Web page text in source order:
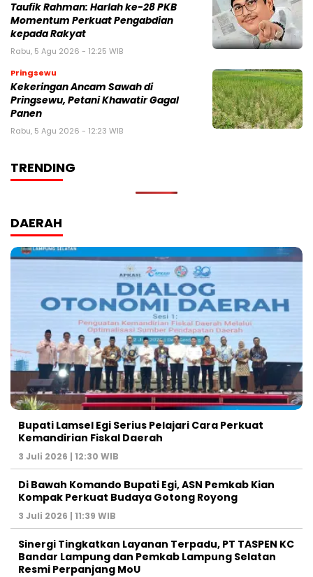
Taufik Rahman: Harlah ke-28 PKB
Momentum Perkuat Pengabdian
kepada Rakyat
Rabu, 5 Agu 2026 - 12:25 WIB
Pringsewu
Kekeringan Ancam Sawah di
Pringsewu, Petani Khawatir Gagal
Panen
Rabu, 5 Agu 2026 - 12:23 WIB
TRENDING
DAERAH
Bupati Lamsel Egi Serius Pelajari Cara Perkuat
Kemandirian Fiskal Daerah
3 Juli 2026 | 12:30 WIB
Di Bawah Komando Bupati Egi, ASN Pemkab Kian
Kompak Perkuat Budaya Gotong Royong
3 Juli 2026 | 11:39 WIB
Sinergi Tingkatkan Layanan Terpadu, PT TASPEN KC
Bandar Lampung dan Pemkab Lampung Selatan
Resmi Perpanjang MoU